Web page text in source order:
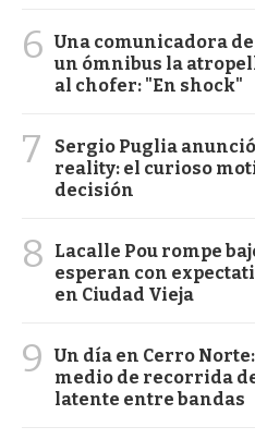
6 Una comunicadora
un ómnibus la
al chofer: "En shock"
7
Sergio Puglia
reality: el curioso
decisión
8
Lacalle Pou rompe
esperan con
en Ciudad Vieja
9
Un día en Cerro
medio de recorrida
latente entre bandas